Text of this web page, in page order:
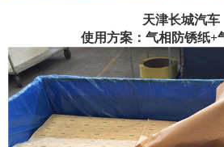
天津长城汽车
使用方案：气相防锈纸+